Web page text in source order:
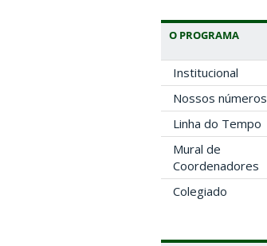
O PROGRAMA
Institucional
Nossos números
Linha do Tempo
Mural de
Coordenadores
Colegiado